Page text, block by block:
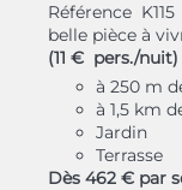
Référence
belle pièce à
(11 € pers./nuit)
à 250 m
à 1,5 km
Jardin
Terrasse
Dès 462 € par